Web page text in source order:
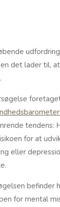
det lader til,
tendens:
for at
eller
befinder
for mental